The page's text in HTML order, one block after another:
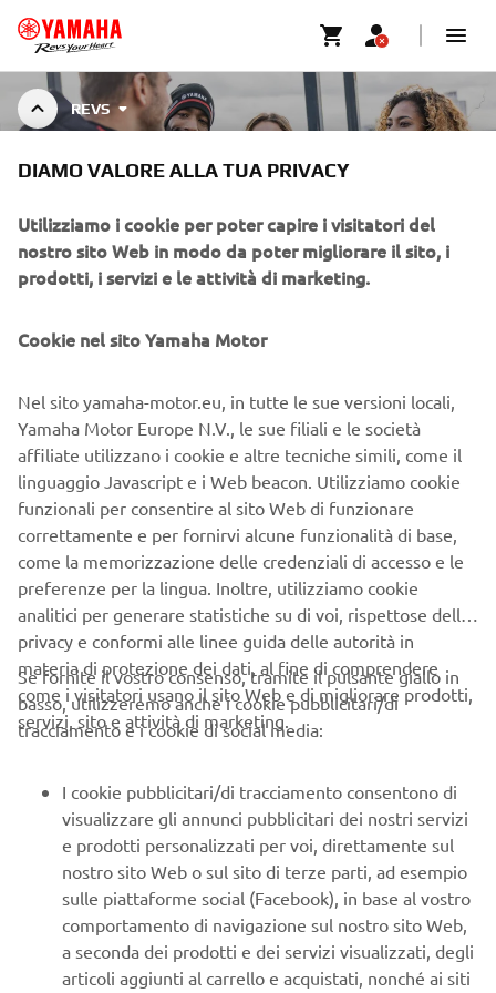
REVS
La collezione REVS è pensata per chi apprezza
stile di vita moderno e sostenibile. Quest
CORPORATE
B2B
PIÙ YAMAHA
SUPPORTO
NEWSLETTER
nuove uscite e molto altro
ISCRIVITI
Leggi la nostra Informativa sulla privacy per sapere come
trattiamo i tuoi dati personali:Informativa sulla Privacy
DIAMO VALORE ALLA TUA PRIVACY
Utilizziamo i cookie per poter capire i visitatori del
nostro sito Web in modo da poter migliorare il sito, i
prodotti, i servizi e le attività di marketing.
Cookie nel sito Yamaha Motor
Nel sito yamaha-motor.eu, in tutte le sue versioni locali,
Yamaha Motor Europe N.V., le sue filiali e le società
affiliate utilizzano i cookie e altre tecniche simili, come il
linguaggio Javascript e i Web beacon. Utilizziamo cookie
funzionali per consentire al sito Web di funzionare
correttamente e per fornirvi alcune funzionalità di base,
come la memorizzazione delle credenziali di accesso e le
preferenze per la lingua. Inoltre, utilizziamo cookie
analitici per generare statistiche su di voi, rispettose della
privacy e conformi alle linee guida delle autorità in
materia di protezione dei dati, al fine di comprendere
come i visitatori usano il sito Web e di migliorare prodotti,
servizi, sito e attività di marketing.
Se fornite il vostro consenso, tramite il pulsante giallo in
basso, utilizzeremo anche i cookie pubblicitari/di
tracciamento e i cookie di social media:
I cookie pubblicitari/di tracciamento consentono di
visualizzare gli annunci pubblicitari dei nostri servizi
e prodotti personalizzati per voi, direttamente sul
nostro sito Web o sul sito di terze parti, ad esempio
sulle piattaforme social (Facebook), in base al vostro
comportamento di navigazione sul nostro sito Web,
a seconda dei prodotti e dei servizi visualizzati, degli
articoli aggiunti al carrello e acquistati, nonché ai siti